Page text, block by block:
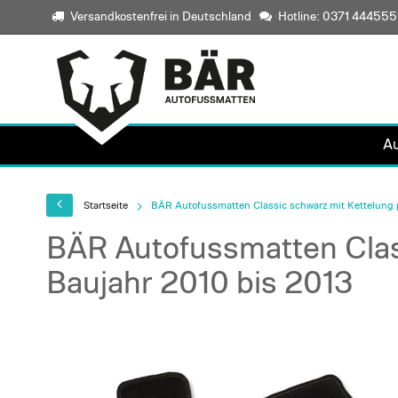
Versandkostenfrei in Deutschland Hotline: 0371
Startseite BÄR Autofussmatten Classic schwarz mit
BÄR Autofussmatten
Baujahr 2010 bis 2013